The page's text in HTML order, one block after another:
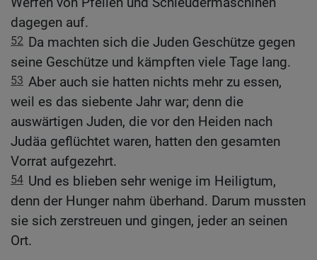
dagegen auf.
52 Da machten sich die Juden Geschütze gegen
seine Geschütze und kämpften viele Tage lang.
53 Aber auch sie hatten nichts mehr zu essen,
weil es das siebente Jahr war; denn die
auswärtigen Juden, die vor den Heiden nach
Judäa geflüchtet waren, hatten den gesamten
Vorrat aufgezehrt.
54 Und es blieben sehr wenige im Heiligtum,
denn der Hunger nahm überhand. Darum mussten
sie sich zerstreuen und gingen, jeder an seinen
Ort.